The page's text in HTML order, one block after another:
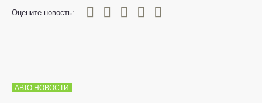
Оцените новость:
0
1 3 4 5
АВТО НОВОСТИ